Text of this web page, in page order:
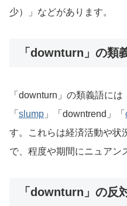
少）」などがあります。
「downturn」の類
「downturn」の類義語には
「 slump 」「downtrend」「
す。これらは経済活動や状
で、程度や期間にニュアン
「downturn」の反